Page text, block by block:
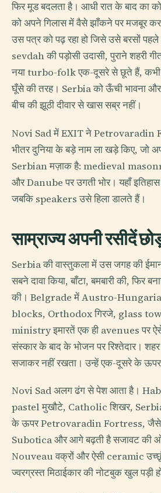
फिर मूड बदलता है। आधी रात के बाद का
को अपने गिलास में वैसे झाँकने पर मजबूर
उस पत्र को पढ़ रहा हो जिसे उसे बरसों पहले
sevdah की पड़ोसी उदासी, पुराने शहरी
नया turbo-folk एक-दूसरे से छूते हैं,
घूँसे की तरह। Serbia को ऊँची भावना
बीच की झूठी दीवार से खास सब्र नहीं।
Novi Sad में EXIT ने Petrovaradin
भीतर दुनिया के बड़े नाम ला खड़े किए, जो
Serbian मज़ाक है: medieval
और Danube पर उगती भोर। यहाँ इतिहास
जबकि speakers उसे हिला डालते हैं।
साम्राज्य अपनी रसीदें
Serbia की वास्तुकला में उस जगह की
सबने दावा किया, बाँटा, बमबारी की, फिर
की। Belgrade में Austro-
blocks, Orthodox गिरजे, glass
ministry इमारतें एक ही avenues पर
संस्कार के बाद के भोजन पर रिश्तेदार। शहर
सजाकर नहीं रखता। उन्हें एक-दूसरे के ऊपर
Novi Sad अलग ढंग से पेश आता है।
pastel मुखौटे, Catholic शिखर,
के ऊपर Petrovaradin Fortress, जैसे
Subotica और आगे बढ़ती है सजावट
Nouveau वक्रों और ऐसी ceramic
ज्वरग्रस्त मिठाईकार की नोटबुक खुल पड़ी